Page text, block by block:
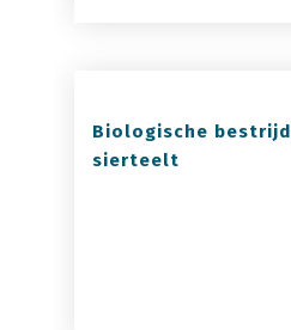
Biologische
sierteelt